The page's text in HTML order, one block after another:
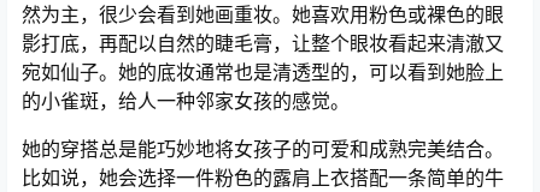
然为主，很少会看到她画重妆。她喜欢用粉色或裸色的眼
影打底，再配以自然的睫毛膏，让整个眼妆看起来清澈又
宛如仙子。她的底妆通常也是清透型的，可以看到她脸上
的小雀斑，给人一种邻家女孩的感觉。
她的穿搭总是能巧妙地将女孩子的可爱和成熟完美结合。
比如说，她会选择一件粉色的露肩上衣搭配一条简单的牛